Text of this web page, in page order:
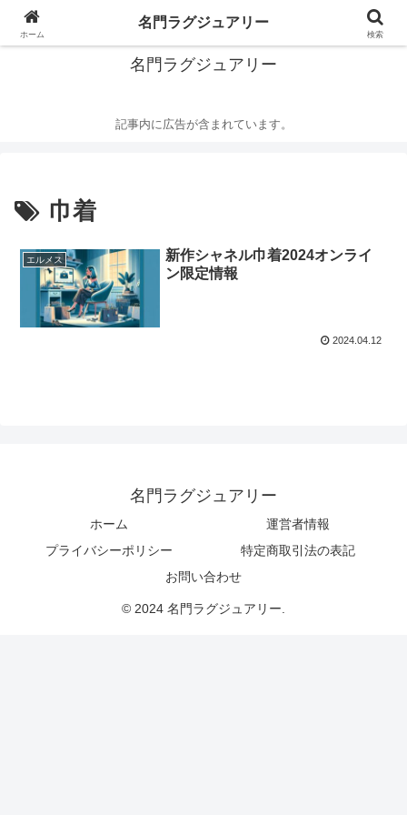
華麗なるハイブランドの世界
名門ラグジュアリー
記事内に広告が含まれています。
巾着
エルメス
新作シャネル巾着2024オンライ
ン限定情報
2024.04.12
名門ラグジュアリー
ホーム
運営者情報
プライバシーポリシー
特定商取引法の表記
お問い合わせ
© 2024 名門ラグジュアリー.
ホーム
名門ラグジュアリー
検索